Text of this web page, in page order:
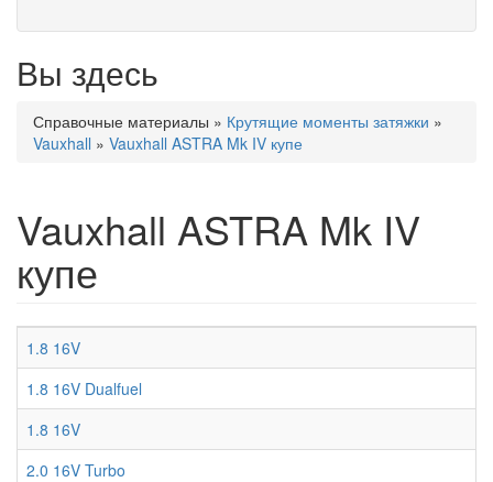
Вы здесь
Справочные материалы » Крутящие моменты затяжки »
Vauxhall » Vauxhall ASTRA Mk IV купе
Vauxhall ASTRA Mk IV
купе
1.8 16V
1.8 16V Dualfuel
1.8 16V
2.0 16V Turbo